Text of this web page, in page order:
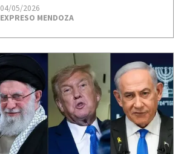
EXPRESO MENDOZA
04/05/2026